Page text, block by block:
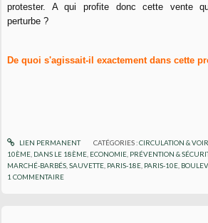
protester. A qui profite donc cette vente
perturbe ?
De quoi s'agissait-il exactement dans cette
LIEN PERMANENT CATÉGORIES :CIRCULATION &
10ÈME DANS LE 18ÈME ECONOMIE PRÉVENTION &
MARCHÉ-BARBÉS ,SAUVETTE PARIS-18E PARIS-10E
1 COMMENTAIRE